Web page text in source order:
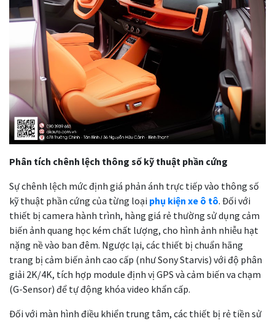
Phân tích chênh lệch thông số kỹ thuật phần cứng
Sự chênh lệch mức định giá phản ánh trực tiếp vào thông số
kỹ thuật phần cứng của từng loại phụ kiện xe ô tô. Đối với
thiết bị camera hành trình, hàng giá rẻ thường sử dụng cảm
biến ảnh quang học kém chất lượng, cho hình ảnh nhiễu hạt
nặng nề vào ban đêm. Ngược lại, các thiết bị chuẩn hãng
trang bị cảm biến ảnh cao cấp (như Sony Starvis) với độ phân
giải 2K/4K, tích hợp module định vị GPS và cảm biến va chạm
(G-Sensor) để tự động khóa video khẩn cấp.
Đối với màn hình điều khiển trung tâm, các thiết bị rẻ tiền sử